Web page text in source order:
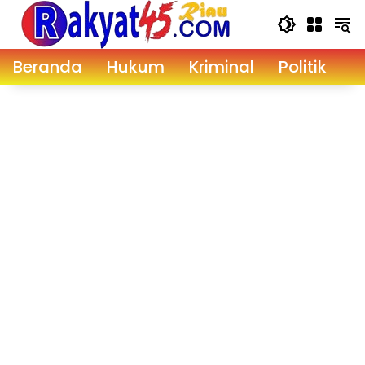
Langsung
konten
Beranda Hukum Kriminal Politik